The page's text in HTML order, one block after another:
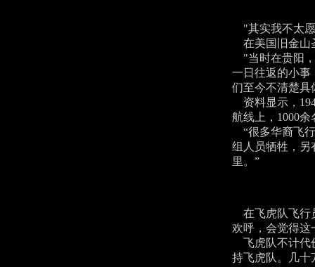
"其实我不太愿
在美国旧金山
"当时在贵阳，
一日往返的小事
们至今不清楚具
资料显示，
航线上，1000
“很多华裔飞行
组人员牺牲，另
里。”
在飞虎队飞行
欢呼，会觉得这
飞虎队不计代
持飞虎队。几十